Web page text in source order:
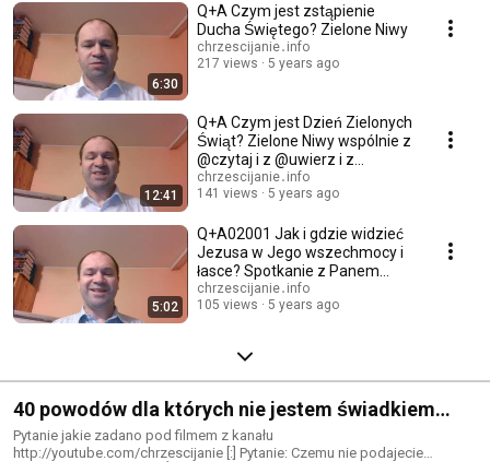
6:30
Q+A Czym jest zstąpienie
Ducha Świętego? Zielone Niwy
chrzescijanie․info
217 views
5 years ago
12:41
Q+A Czym jest Dzień Zielonych
Świąt? Zielone Niwy wspólnie z
@czytaj i z @uwierz i z
@chrzescijanie
chrzescijanie․info
141 views
5 years ago
5:02
Q+A02001 Jak i gdzie widzieć
Jezusa w Jego wszechmocy i
łasce? Spotkanie z Panem
Jezusem Chrystusem.
chrzescijanie․info
105 views
5 years ago
40 powodów dla których nie jestem świadkiem
Jehowy
Pytanie jakie zadano pod filmem z kanału
http://youtube.com/chrzescijanie [:] Pytanie: Czemu nie podajecie